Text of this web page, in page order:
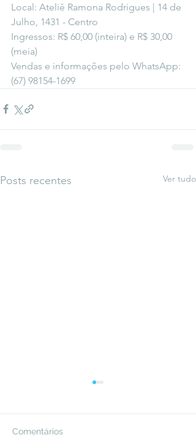
Local: Ateliê Ramona Rodrigues | 14 de
Julho, 1431 - Centro
Ingressos: R$ 60,00 (inteira) e R$ 30,00
(meia)
Vendas e informações pelo WhatsApp:
(67) 98154-1699
Posts recentes Ver tudo
Comentários